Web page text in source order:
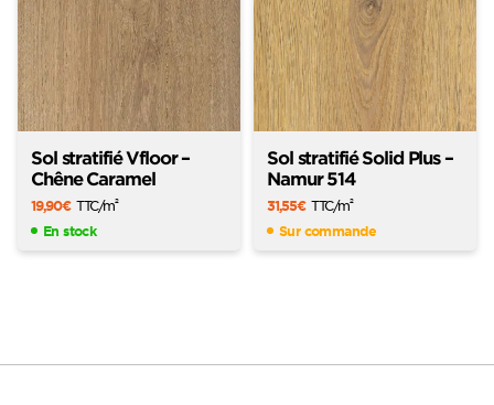
Sol stratifié Vfloor –
Chêne Caramel
19,90€ TTC/m2
En stock
Sol stratifié Solid Plus –
Namur 514
31,55€ TTC/m2
Sur commande